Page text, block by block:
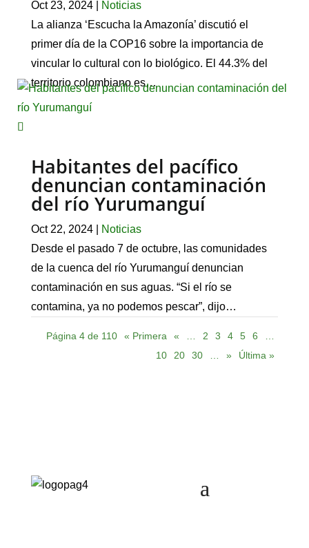
Oct 23, 2024|
Noticias
La alianza ‘Escucha la Amazonía’ discutió el
primer día de la COP16 sobre la importancia de
vincular lo cultural con lo biológico. El 44.3% del
territorio colombiano es…
Habitantes del pacífico
denuncian contaminación
del río Yurumanguí
Oct 22, 2024|
Noticias
Desde el pasado 7 de octubre, las comunidades
de la cuenca del río Yurumanguí denuncian
contaminación en sus aguas. “Si el río se
contamina, ya no podemos pescar”, dijo…
Página 4 de 110 « Primera « 2 3 4 5 6
10
20 30 » Última »